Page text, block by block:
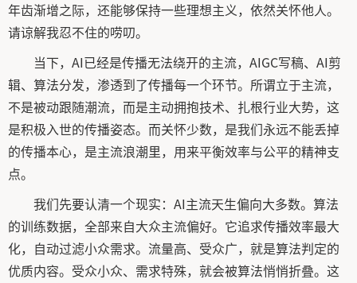
年齿渐增之际，还能够保持一些理想主义，依然关怀他人。
请谅解我忍不住的唠叨。
当下，AI已经是传播无法绕开的主流，AIGC写稿、AI剪
辑、算法分发，渗透到了传播每一个环节。所谓立于主流，
不是被动跟随潮流，而是主动拥抱技术、扎根行业大势，这
是积极入世的传播姿态。而关怀少数，是我们永远不能丢掉
的传播本心，是主流浪潮里，用来平衡效率与公平的精神支
点。
我们先要认清一个现实：AI主流天生偏向大多数。算法
的训练数据，全部来自大众主流偏好。它追求传播效率最大
化，自动过滤小众需求。流量高、受众广，就是算法判定的
优质内容。受众小众、需求特殊，就会被算法悄悄折叠。这